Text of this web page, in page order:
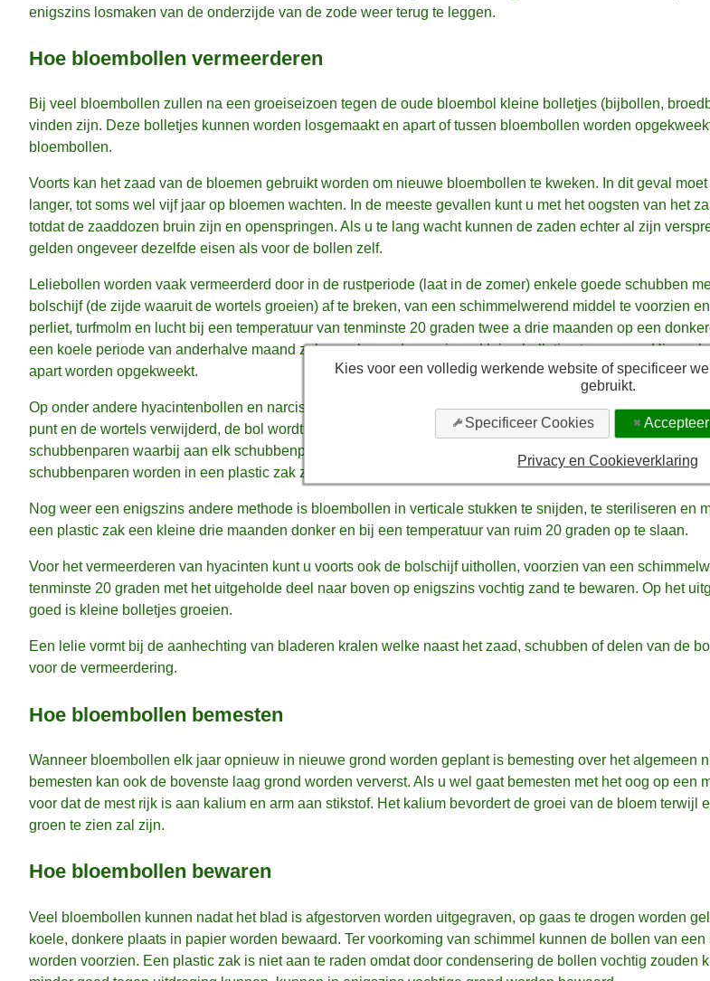
enigszins losmaken van de onderzijde van de zode weer terug te leggen.
Hoe bloembollen vermeerderen
Bij veel bloembollen zullen na een groeiseizoen tegen de oude bloembol kleine bolletjes (bijbollen,
vinden zijn. Deze bolletjes kunnen worden losgemaakt en apart of tussen bloembollen worden
bloembollen.
Voorts kan het zaad van de bloemen gebruikt worden om nieuwe bloembollen te kweken. In dit geval
langer, tot soms wel vijf jaar op bloemen wachten. In de meeste gevallen kunt u met het oogsten van het
totdat de zaaddozen bruin zijn en openspringen. Als u te lang wacht kunnen de zaden echter al zijn
gelden ongeveer dezelfde eisen als voor de bollen zelf.
Leliebollen worden vaak vermeerderd door in de rustperiode (laat in de zomer) enkele goede schubben
bolschijf (de zijde waaruit de wortels groeien) af te breken, van een schimmelwerend middel te voorzien
perliet, turfmolm en lucht bij een temperatuur van tenminste 20 graden twee a drie maanden op een
een koele periode van anderhalve maand zal vervolgens de groei van kleine bolletjes toenemen. Hierna
apart worden opgekweekt.
Op onder andere hyacintenbollen en narcisbollen wordt de methode dubbele schubben toegepast. Hierbij
punt en de wortels verwijderd, de bol wordt in stukken gesneden met een steriel scherp mes waarna de
schubbenparen waarbij aan elk schubbenpaar nog een stukje van de bolschijf (het deel waar de wordtels
schubbenparen worden in een plastic zak zoals eerder beschreven bewaard totdat zich kleine bolletjes
Nog weer een enigszins andere methode is bloembollen in verticale stukken te snijden, te steriliseren en
een plastic zak een kleine drie maanden donker en bij een temperatuur van ruim 20 graden op te slaan.
Voor het vermeerderen van hyacinten kunt u voorts ook de bolschijf uithollen, voorzien van een
tenminste 20 graden met het uitgeholde deel naar boven op enigszins vochtig zand te bewaren. Op het
goed is kleine bolletjes groeien.
Een lelie vormt bij de aanhechting van bladeren kralen welke naast het zaad, schubben of delen van de
voor de vermeerdering.
Hoe bloembollen bemesten
Wanneer bloembollen elk jaar opnieuw in nieuwe grond worden geplant is bemesting over het algemeen
bemesten kan ook de bovenste laag grond worden ververst. Als u wel gaat bemesten met het oog op een
voor dat de mest rijk is aan kalium en arm aan stikstof. Het kalium bevordert de groei van de bloem terwijl
groen te zien zal zijn.
Hoe bloembollen bewaren
Veel bloembollen kunnen nadat het blad is afgestorven worden uitgegraven, op gaas te drogen worden
koele, donkere plaats in papier worden bewaard. Ter voorkoming van schimmel kunnen de bollen van
worden voorzien. Een plastic zak is niet aan te raden omdat door condensering de bollen vochtig zouden
Kies voor een volledig werkende website of specificeer
gebruikt.
Specificeer Cookies
Privacy en Cookieverklaring